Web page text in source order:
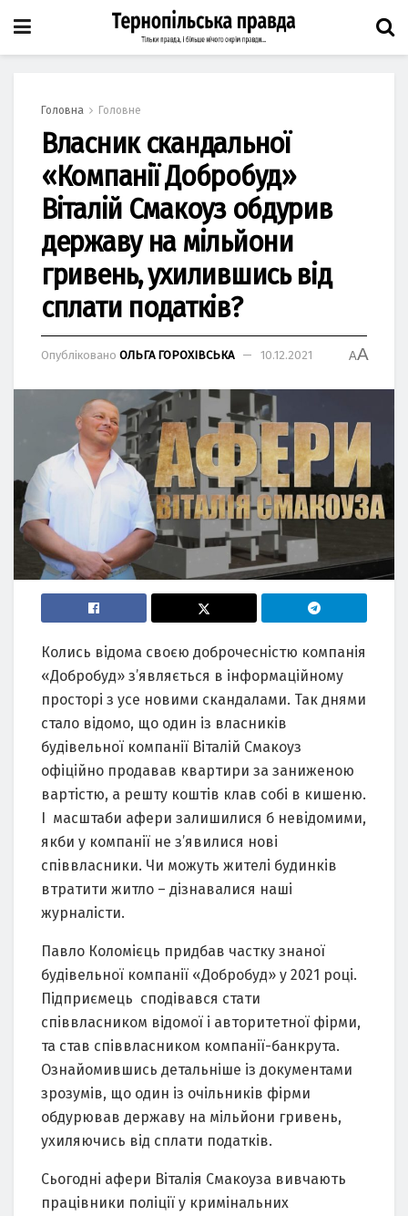
Головна Головне
Власник скандальної
«Компанії Добробуд»
Віталій Смакоуз обдурив
державу на мільйони
гривень, ухилившись від
сплати податків?
Опубліковано ОЛЬГА ГОРОХІВСЬКА 10.12.2021 AA
Колись відома своєю доброчесністю компанія
«Добробуд» з’являється в інформаційному
просторі з усе новими скандалами. Так днями
стало відомо, що один із власників
будівельної компанії Віталій Смакоуз
офіційно продавав квартири за заниженою
вартістю, а решту коштів клав собі в кишеню.
І масштаби афери залишилися б невідомими,
якби у компанії не з’явилися нові
співвласники. Чи можуть жителі будинків
втратити житло – дізнавалися наші
журналісти.
Павло Коломієць придбав частку знаної
будівельної компанії «Добробуд» у 2021 році.
Підприємець сподівався стати
співвласником відомої і авторитетної фірми,
та став співвласником компанії-банкрута.
Ознайомившись детальніше із документами
зрозумів, що один із очільників фірми
обдурював державу на мільйони гривень,
ухиляючись від сплати податків.
Сьогодні афери Віталія Смакоуза вивчають
працівники поліції у кримінальних